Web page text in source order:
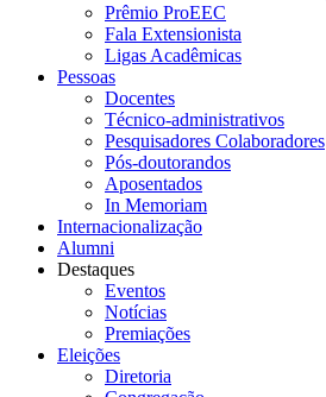
Prêmio ProEEC
Fala Extensionista
Ligas Acadêmicas
Pessoas
Docentes
Técnico-administrativos
Pesquisadores Colaboradores
Pós-doutorandos
Aposentados
In Memoriam
Internacionalização
Alumni
Destaques
Eventos
Notícias
Premiações
Eleições
Diretoria